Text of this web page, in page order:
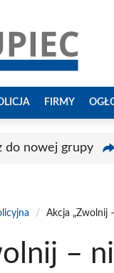
FIRMY
do nowej grupy
/ Akcja „Zwolnij
–